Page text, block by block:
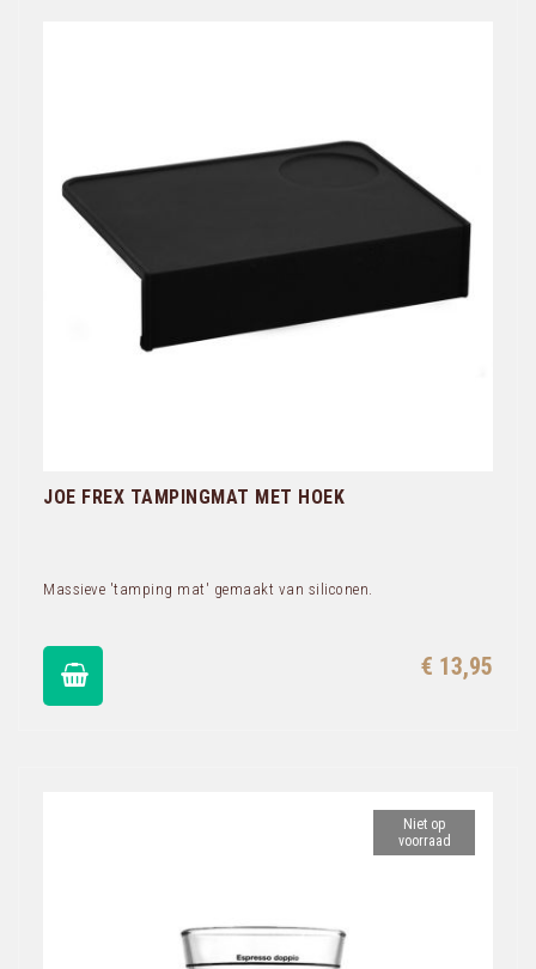
JOE FREX TAMPINGMAT MET HOEK
Massieve 'tamping mat' gemaakt van siliconen.
€ 13,95
Niet op
voorraad